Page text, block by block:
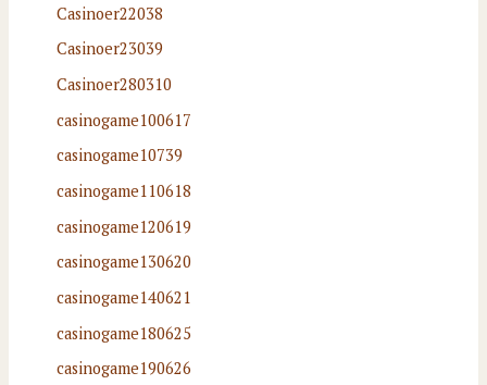
Casinoer22038
Casinoer23039
Casinoer280310
casinogame100617
casinogame10739
casinogame110618
casinogame120619
casinogame130620
casinogame140621
casinogame180625
casinogame190626